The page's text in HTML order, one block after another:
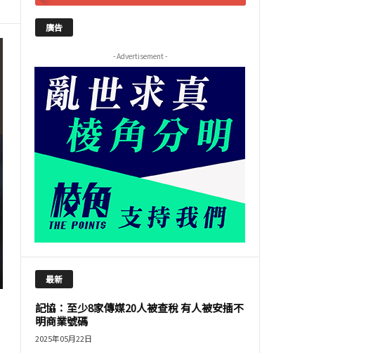
廣告
- Advertisement -
最新
記協：至少8家傳媒20人被查稅 有人被安插不
明商業號碼
2025年05月22日